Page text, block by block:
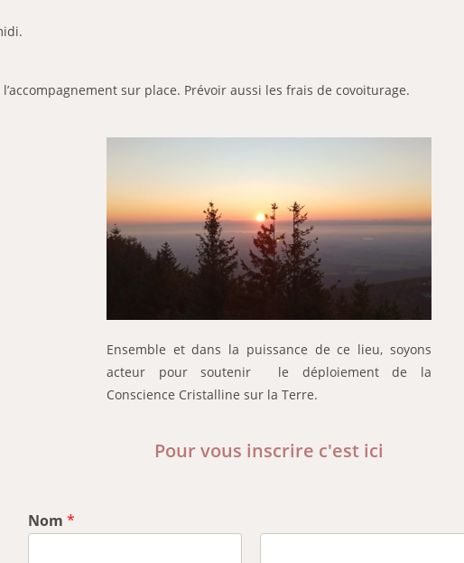
sur place. Prévoir aussi les frais de covoiturage.
Ensemble et dans la puissance de ce lieu, soyons
acteur pour soutenir le déploiement de la
Conscience Cristalline sur la Terre.
Pour vous inscrire c'est ici
Nom *